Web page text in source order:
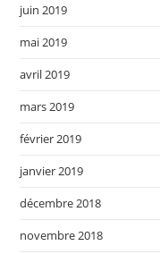
juin 2019
mai 2019
avril 2019
mars 2019
février 2019
janvier 2019
décembre 2018
novembre 2018